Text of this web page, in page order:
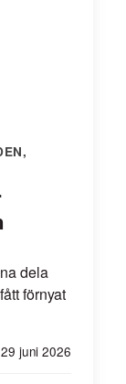
,
29 juni 2026
dela
förnyat